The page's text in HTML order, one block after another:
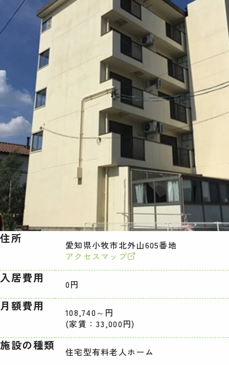
住所
愛知県小牧市北外山605番地
アクセスマップ
入居費用 0円
月額費用
108,740～円
(家賃：33,000円)
施設の種類 住宅型有料老人ホーム